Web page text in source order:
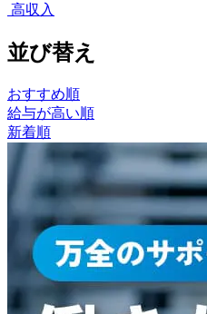
高収入
並び替え
おすすめ順
給与が高い順
新着順